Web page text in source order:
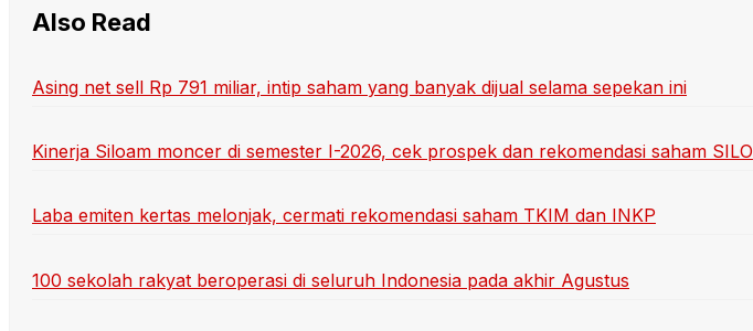
Also Read
Asing net sell Rp 791 miliar, intip saham yang banyak dijual selama sepekan ini
Kinerja Siloam moncer di semester I-2026, cek prospek dan rekomendasi saham SILO
Laba emiten kertas melonjak, cermati rekomendasi saham TKIM dan INKP
100 sekolah rakyat beroperasi di seluruh Indonesia pada akhir Agustus